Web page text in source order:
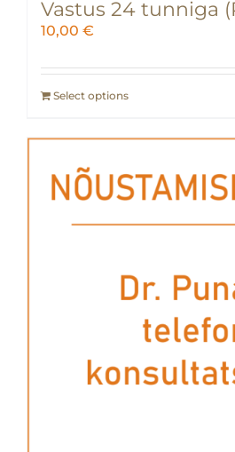
Vastus 24 tunniga
10,00 €
Select options